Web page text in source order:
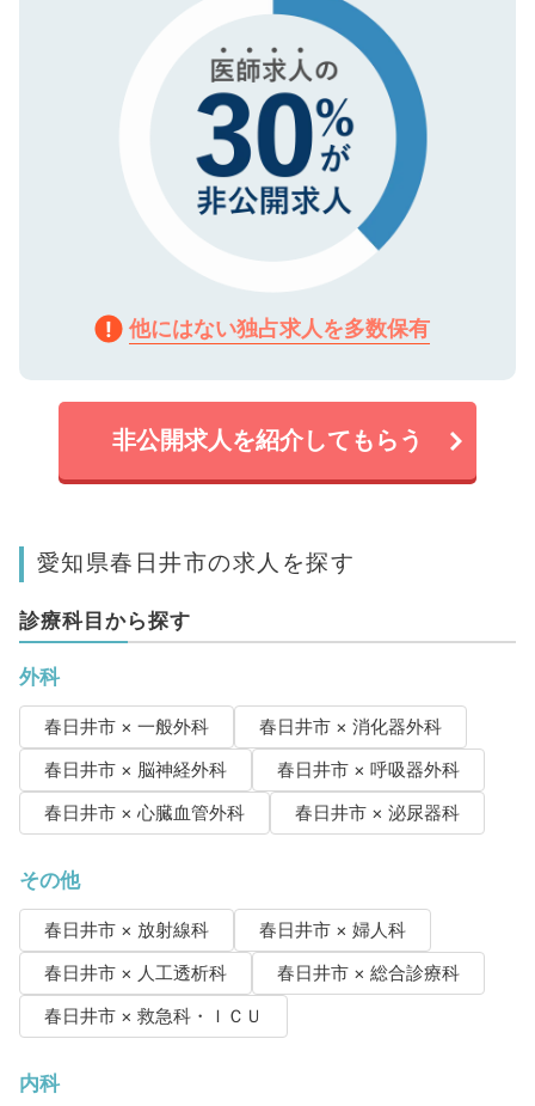
他にはない独占求人を多数保有
非公開求人を紹介してもらう
愛知県春日井市の求人を探す
診療科目から探す
外科
春日井市 × 一般外科
春日井市 × 消化器外科
春日井市 × 脳神経外科
春日井市 × 呼吸器外科
春日井市 × 心臓血管外科
春日井市 × 泌尿器科
その他
春日井市 × 放射線科
春日井市 × 婦人科
春日井市 × 人工透析科
春日井市 × 総合診療科
春日井市 × 救急科・ＩＣＵ
内科